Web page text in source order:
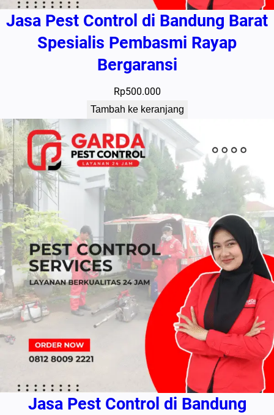
Jasa Pest Control di Bandung Barat
Spesialis Pembasmi Rayap
Bergaransi
Rp500.000
Tambah ke keranjang
Jasa Pest Control di Bandung